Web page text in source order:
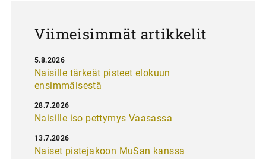
Viimeisimmät artikkelit
Naisille tärkeät pisteet elokuun
ensimmäisestä
5.8.2026
Naisille iso pettymys Vaasassa
28.7.2026
Naiset pistejakoon MuSan kanssa
13.7.2026